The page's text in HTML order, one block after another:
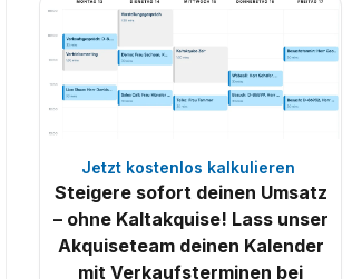
Jetzt kostenlos kalkulieren
Steigere sofort deinen Umsatz
– ohne Kaltakquise! Lass unser
Akquiseteam deinen Kalender
mit Verkaufsterminen bei